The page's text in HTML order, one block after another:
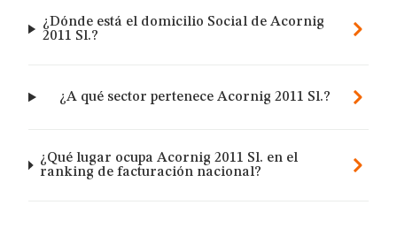
¿Dónde está el domicilio Social de Acornig
2011 Sl.?
¿A qué sector pertenece Acornig 2011 Sl.?
¿Qué lugar ocupa Acornig 2011 Sl. en el
ranking de facturación nacional?